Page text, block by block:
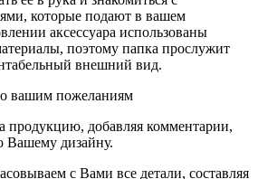
которые подают в вашем
аксессуара использованы
поэтому папка прослужит
внешний вид.
вашим пожеланиям
продукцию, добавляя комментарии,
Вашему дизайну.
с Вами все детали, составляя